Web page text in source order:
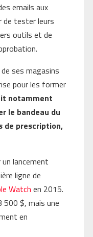
emails aux
de tester leurs
outils et de
ses magasins
pour les former
notamment
le bandeau du
de prescription,
lancement
ligne de
Watch en 2015.
500 $, mais une
en